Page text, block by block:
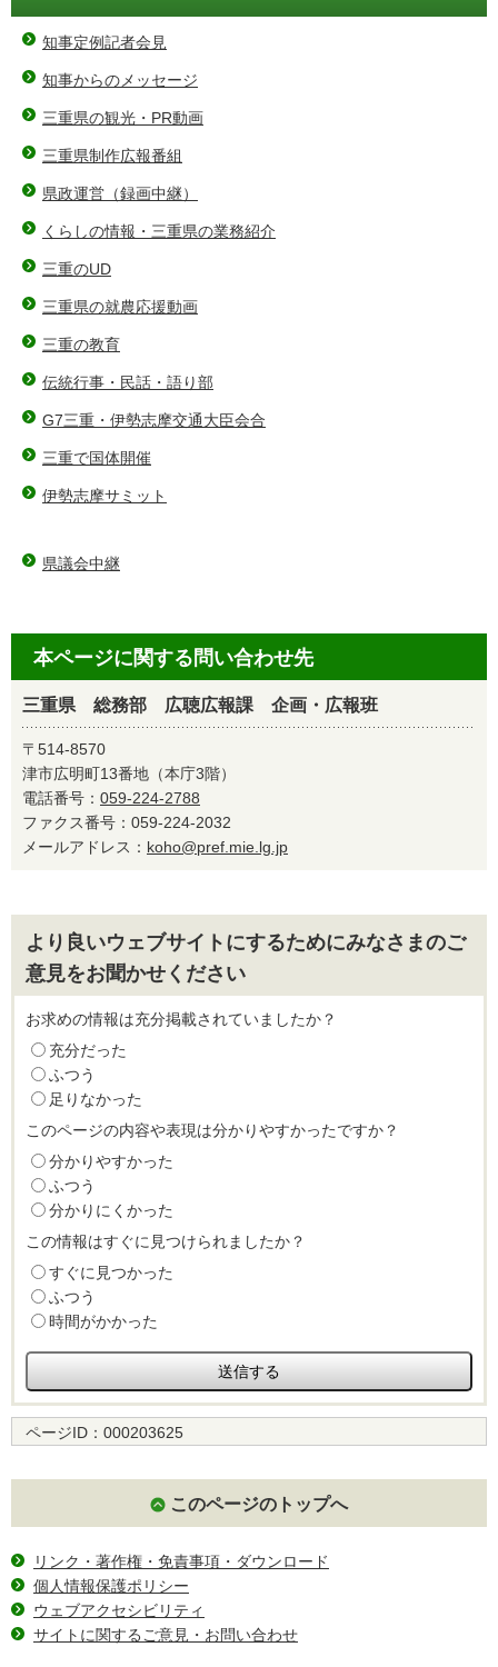
知事定例記者会見
知事からのメッセージ
三重県の観光・PR動画
三重県制作広報番組
県政運営（録画中継）
くらしの情報・三重県の業務紹介
三重のUD
三重県の就農応援動画
三重の教育
伝統行事・民話・語り部
G7三重・伊勢志摩交通大臣会合
三重で国体開催
伊勢志摩サミット
県議会中継
本ページに関する問い合わせ先
三重県 総務部 広聴広報課 企画・広報班
〒514-8570
津市広明町13番地（本庁3階）
電話番号： 059-224-2788
ファクス番号：059-224-2032
メールアドレス： koho@pref.mie.lg.jp
より良いウェブサイトにするためにみなさまのご
意見をお聞かせください
お求めの情報は充分掲載されていましたか？
充分だった
ふつう
足りなかった
このページの内容や表現は分かりやすかったですか？
分かりやすかった
ふつう
分かりにくかった
この情報はすぐに見つけられましたか？
すぐに見つかった
ふつう
時間がかかった
ページID： 000203625
このページのトップへ
リンク・著作権・免責事項・ダウンロード
個人情報保護ポリシー
ウェブアクセシビリティ
サイトに関するご意見・お問い合わせ